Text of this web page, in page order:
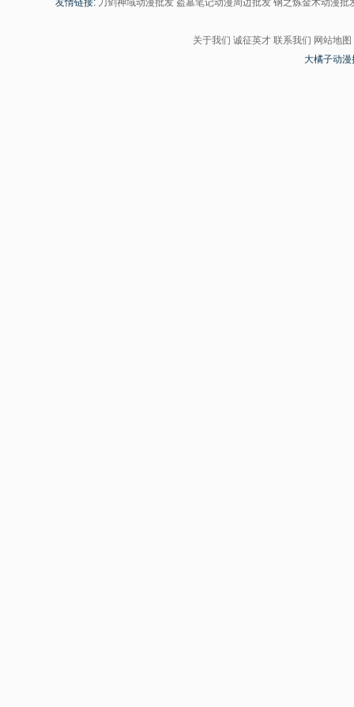
友情链接: 刀剑神域动漫批发 盗墓笔记动漫周边批发 钢之炼金术动漫批
关于我们 诚征英才 联系我们 网站地图
大橘子动